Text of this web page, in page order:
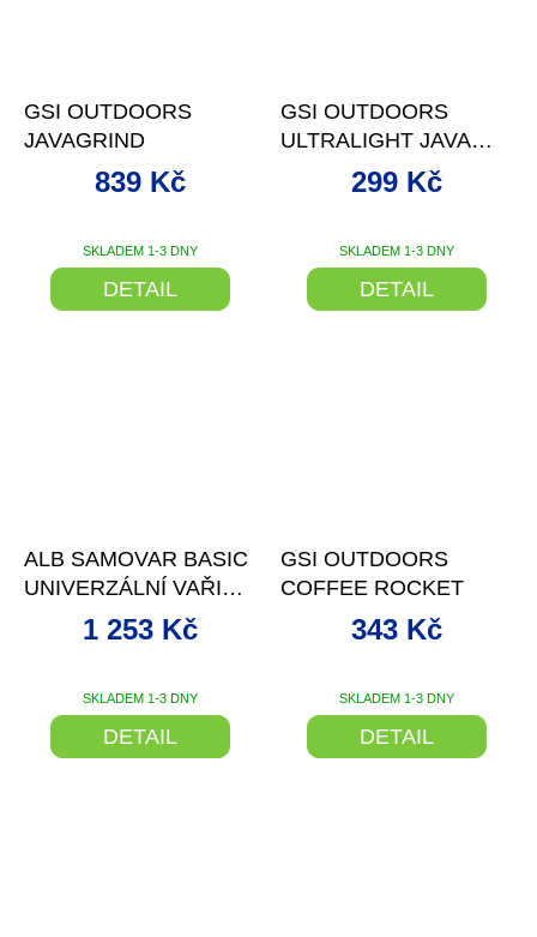
GSI OUTDOORS
JAVAGRIND
SKLADEM 1-3 DNY
839 Kč
DETAIL
GSI OUTDOORS
ULTRALIGHT JAVA
SKLADEM 1-3 DNY
299 Kč
DETAIL
ALB SAMOVAR BASIC
UNIVERZÁLNÍ VAŘIČ
Průměrné
hodnocení
produktu
SKLADEM 1-3 DNY
1 253 Kč
DETAIL
GSI OUTDOORS
COFFEE ROCKET
SKLADEM 1-3 DNY
343 Kč
DETAIL